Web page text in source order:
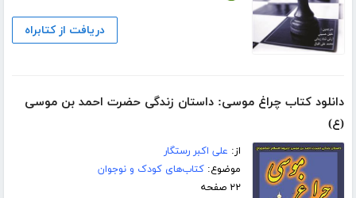
دریافت از کتابراه
دانلود کتاب چراغ موسی: داستان زندگی حضرت احمد بن موسی
(ع)
از: علی اکبر رستگار
موضوع:کتاب‌های کودک و نوجوان
۲۲ صفحه